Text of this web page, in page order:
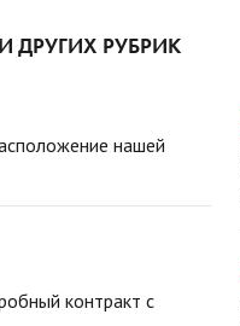
ДРУГИХ РУБРИК
нашей
контракт с